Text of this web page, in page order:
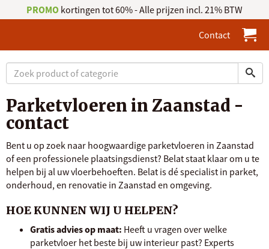
PROMO kortingen tot 60% - Alle prijzen incl. 21% BTW
Contact
Parketvloeren in Zaanstad -
contact
Bent u op zoek naar hoogwaardige parketvloeren in Zaanstad
of een professionele plaatsingsdienst? Belat staat klaar om u te
helpen bij al uw vloerbehoeften. Belat is dé specialist in parket,
onderhoud, en renovatie in Zaanstad en omgeving.
HOE KUNNEN WIJ U HELPEN?
Gratis advies op maat: Heeft u vragen over welke
parketvloer het beste bij uw interieur past? Experts